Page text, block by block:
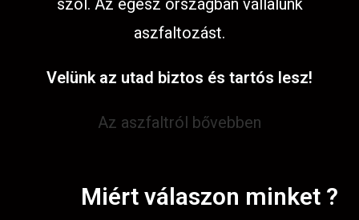
szól. Az egész országban vállalunk
aszfaltozást.
Velünk az utad biztos és tartós lesz!
Az aszfaltról bővebben
Miért válaszon minket ?